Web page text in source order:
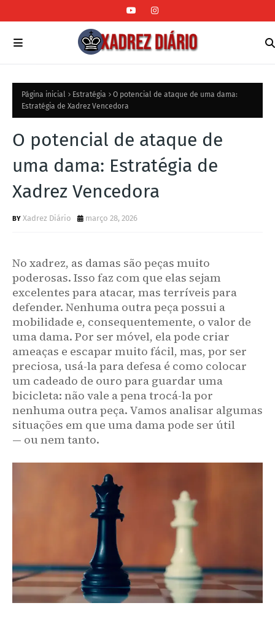
Página inicial Estratégia
O potencial de ataque de uma dama:
Estratégia de Xadrez Vencedora
O potencial de ataque de
uma dama: Estratégia de
Xadrez Vencedora
Xadrez Diário março 28, 2026
No xadrez, as damas são peças muito
poderosas. Isso faz com que elas sejam
excelentes para atacar, mas terríveis para
defender. Nenhuma outra peça possui a
mobilidade e, consequentemente, o valor de
uma dama. Por ser móvel, ela pode criar
ameaças e escapar muito fácil, mas, por ser
preciosa, usá-la para defesa é como colocar
um cadeado de ouro para guardar uma
bicicleta: não vale a pena trocá-la por
nenhuma outra peça. Vamos analisar algumas
situações em que uma dama pode ser útil
— ou nem tanto.